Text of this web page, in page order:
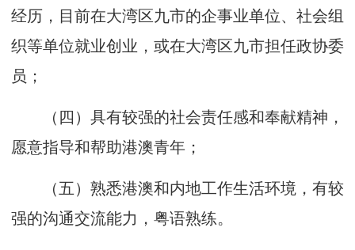
经历，目前在大湾区九市的企事业单位、社会组
织等单位就业创业，或在大湾区九市担任政协委
员；
（四）具有较强的社会责任感和奉献精神，
愿意指导和帮助港澳青年；
（五）熟悉港澳和内地工作生活环境，有较
强的沟通交流能力，粤语熟练。